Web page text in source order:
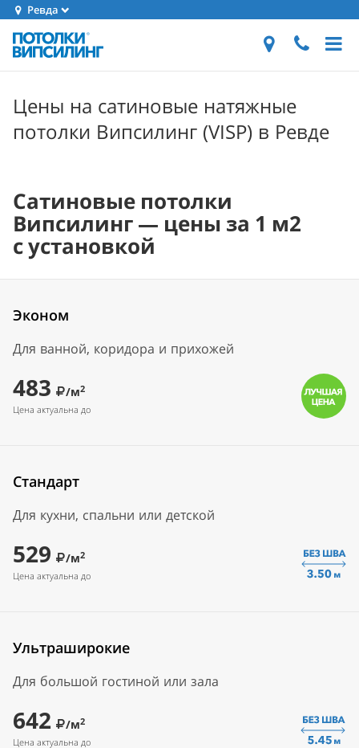
Ревда
Цены на сатиновые натяжные
потолки Випсилинг (VISP) в Ревде
Сатиновые потолки
Випсилинг — цены за 1 м2
с установкой
Эконом
Для ванной, коридора и прихожей
483 /м2
Цена актуальна до
Стандарт
Для кухни, спальни или детской
529 /м2
Цена актуальна до
Ультраширокие
Для большой гостиной или зала
642 /м2
Цена актуальна до